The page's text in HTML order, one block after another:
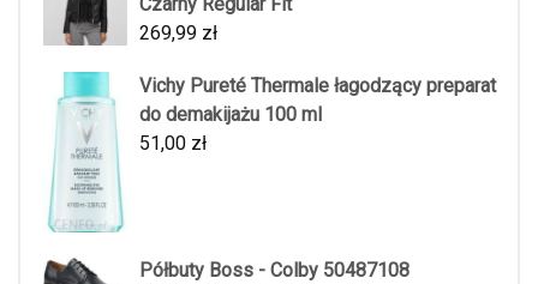
269,99 zł
Vichy Pureté Thermale łagodzący preparat
do demakijażu 100 ml
51,00 zł
Półbuty Boss - Colby 50487108